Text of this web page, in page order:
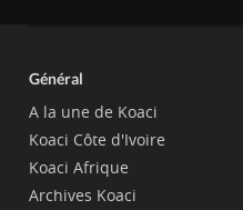
Général
A la une de Koaci
Koaci Côte d'Ivoire
Koaci Afrique
Archives Koaci